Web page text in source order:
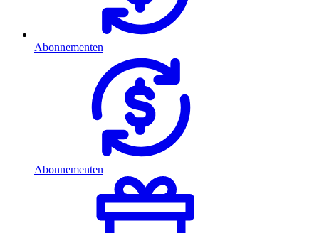
Abonnementen
Abonnementen